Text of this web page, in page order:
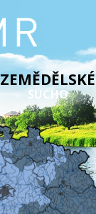
ZEMĚDĚLSKÉ
SUCHO